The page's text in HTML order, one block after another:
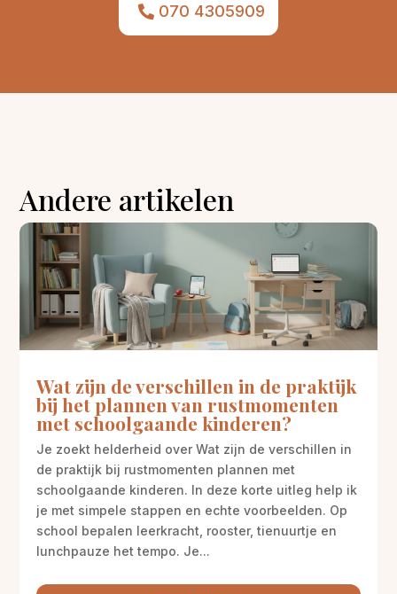
070 4305909
Andere artikelen
Wat zijn de verschillen in de praktijk
bij het plannen van rustmomenten
met schoolgaande kinderen?
Je zoekt helderheid over Wat zijn de verschillen in
de praktijk bij rustmomenten plannen met
schoolgaande kinderen. In deze korte uitleg help ik
je met simpele stappen en echte voorbeelden. Op
school bepalen leerkracht, rooster, tienuurtje en
lunchpauze het tempo. Je...